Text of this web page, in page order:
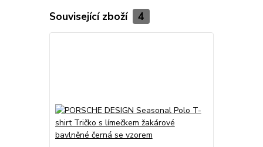
Související zboží 4